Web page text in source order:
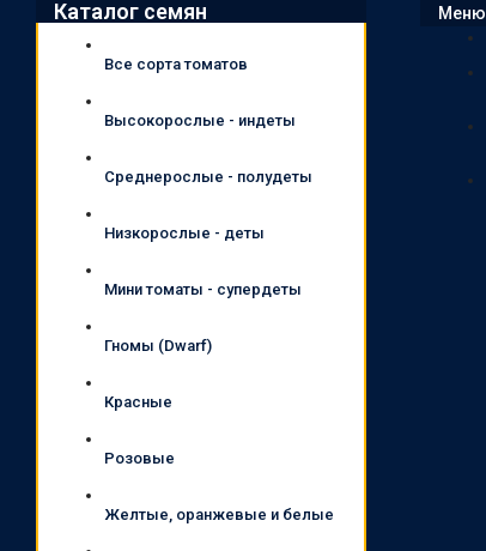
Каталог семян
Все сорта томатов
Высокорослые - индеты
Среднерослые - полудеты
Низкорослые - деты
Мини томаты - супердеты
Гномы (Dwarf)
Красные
Розовые
Желтые, оранжевые и белые
Меню